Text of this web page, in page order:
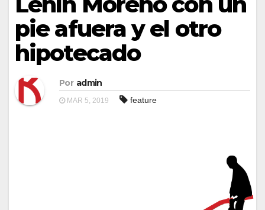
pie afuera y el otro
hipotecado
Por admin
MAR 5, 2019 feature